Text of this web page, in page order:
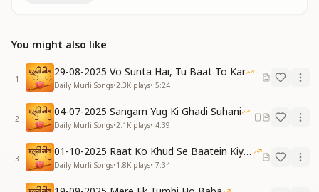
पुरानी से निकलकर मैं, नई दुनिया में आऊँगा
मुझे सुखधाम का मालिक
मुझे सुखधाम का मालिक, वही बाबा बनाता है
वही बाबा बनाता है
By remembering Him alone,
I will cross the ocean of vices.
Leaving the old world behind,
I will enter the new world.
He alone makes me the master of the land of
happiness,
That Baba alone makes me so.
You might also like
1
29-08-2025 Vo Sunta Hai, Tu Baat To Kar
Daily Murli Songs•2.3K plays• 5:24
2
04-07-2025 Sangam Yug Ki Ghadi Suhani
Daily Murli Songs•2.1K plays• 4:39
3
01-10-2025 Raat Ko Khud Se Baatein Kiya Kijiye
Daily Murli Songs•1.8K plays• 7:34